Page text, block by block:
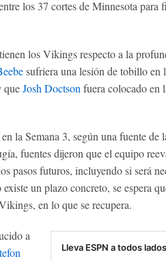
los 37 cortes de Minnesota para
los Vikings respecto a la
sufriera una lesión de tobillo en
queJosh Doctson fuera colocado en
la Semana 3, según una fuente de
fuentes dijeron que el equipo
pasos futuros, incluyendo si será
un plazo concreto, se espera
en lo que se recupera.
Lleva ESPN a todos lados
a